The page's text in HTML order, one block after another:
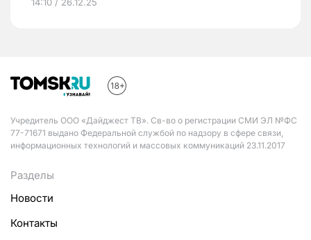
Учредитель ООО «Дайджест ТВ». Св-во о регистрации СМИ ЭЛ №ФС
77-71671 выдано Федеральной службой по надзору в сфере связи,
информационных технологий и массовых коммуникаций 23.11.2017
Разделы
Новости
Контакты